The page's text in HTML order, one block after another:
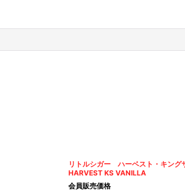
リトルシガー ハーベスト・キン
HARVEST KS VANILLA
会員販売価格